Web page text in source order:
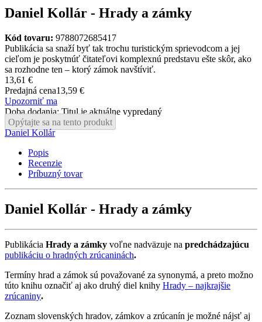
Daniel Kollár - Hrady a zámky
Kód tovaru: 9788072685417
Publikácia sa snaží byť tak trochu turistickým sprievodcom a jej
cieľom je poskytnúť čitateľovi komplexnú predstavu ešte skôr, ako
sa rozhodne ten – ktorý zámok navštíviť.
13,61 €
Predajná cena13,59 €
Upozorniť ma
Doba dodania: Titul je aktuálne vypredaný
Opýtajte sa na tento produkt
Daniel Kollár
Popis
Recenzie
Príbuzný tovar
Daniel Kollár - Hrady a zámky
Publikácia Hrady a zámky voľne nadväzuje na predchádzajúcu
publikáciu o hradných zrúcaninách.
Termíny hrad a zámok sú považované za synonymá, a preto možno
túto knihu označiť aj ako druhý diel knihy Hrady – najkrajšie
zrúcaniny.
Zoznam slovenských hradov, zámkov a zrúcanín je možné nájsť aj